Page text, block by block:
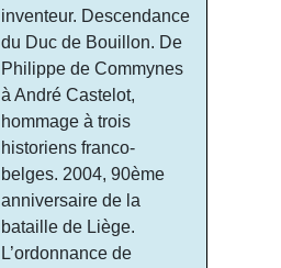
inventeur. Descendance
du Duc de Bouillon. De
Philippe de Commynes
à André Castelot,
hommage à trois
historiens franco-
belges. 2004, 90ème
anniversaire de la
bataille de Liège.
L’ordonnance de